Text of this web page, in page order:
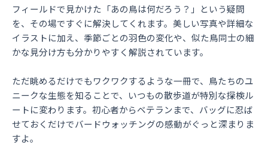
フィールドで見かけた「あの鳥は何だろう？」という疑問
を、その場ですぐに解決してくれます。美しい写真や詳細な
イラストに加え、季節ごとの羽色の変化や、似た鳥同士の細
かな見分け方も分かりやすく解説されています。
ただ眺めるだけでもワクワクするような一冊で、鳥たちのユ
ニークな生態を知ることで、いつもの散歩道が特別な探検ル
ートに変わります。初心者からベテランまで、バッグに忍ば
せておくだけでバードウォッチングの感動がぐっと深まりま
すよ。